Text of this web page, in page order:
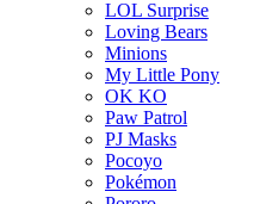
LOL Surprise
Loving Bears
Minions
My Little Pony
OK KO
Paw Patrol
PJ Masks
Pocoyo
Pokémon